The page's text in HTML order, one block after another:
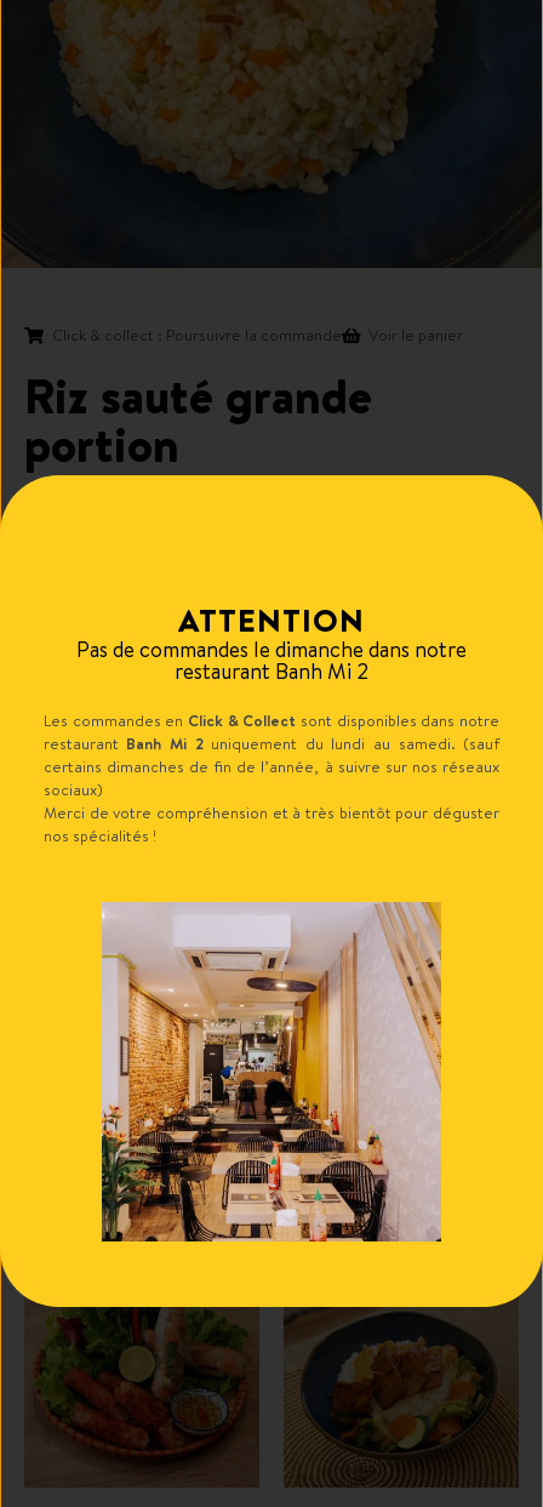
Click & collect : Poursuivre la commande Voir le panier
Riz sauté grande
portion
Ajouter au panier
Produits similaires
Mì Xào au tofu en 2 façons au
saté maison
Personnaliser...
Nouilles sautées aux légumes
9.00€
Ajouter au panier
ATTENTION
Pas de commandes le dimanche dans notre
restaurant Banh Mi 2
Les commandes en Click & Collect sont disponibles dans notre
restaurant Banh Mi 2uniquement du lundi au samedi. (sauf
certains dimanches de fin de l’année, à suivre sur nos réseaux
sociaux)
Merci de votre compréhension et à très bientôt pour déguster
nos spécialités !